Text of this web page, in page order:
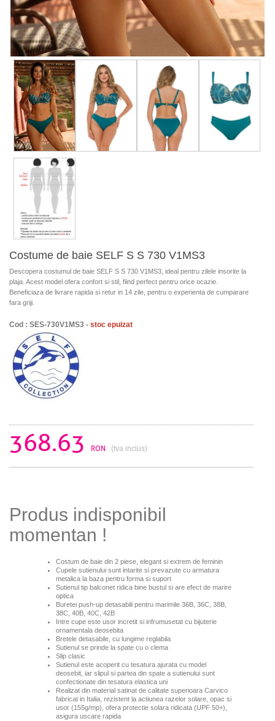
Costume de baie SELF S S 730 V1MS3
Descopera costumul de baie SELF S S 730 V1MS3, ideal pentru zilele insorite la
plaja. Acest model ofera confort si stil, fiind perfect pentru orice ocazie.
Beneficiaza de livrare rapida si retur in 14 zile, pentru o experienta de cumparare
fara griji.
Cod : SES-730V1MS3 - stoc epuizat
368.63 RON (tva inclus)
Produs indisponibil
momentan !
Costum de baie din 2 piese, elegant si extrem de feminin
Cupele sutienului sunt intarite si prevazute cu armatura
metalica la baza pentru forma si suport
Sutienul tip balconet ridica bine bustul si are efect de marire
optica
Buretei push-up detasabili pentru marimile 36B, 36C, 38B,
38C, 40B, 40C, 42B
Intre cupe este usor incretit si infrumusetat cu bijuterie
ornamentala deosebita
Bretele detasabile, cu lungime reglabila
Sutienul se prinde la spate cu o clema
Slip clasic
Sutienul este acoperit cu tesatura ajurata cu model
deosebit, iar slipul si partea din spate a sutienului sunt
confectionate din tesatura elastica uni
Realizat din material satinat de calitate superioara Carvico
fabricat in Italia, rezistent la actiunea razelor solare, opac si
usor (155g/mp), ofera protectie solara ridicata (UPF 50+),
asigura uscare rapida